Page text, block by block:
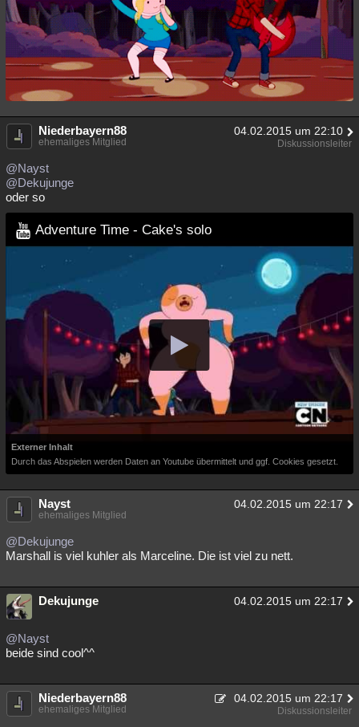
Niederbayern88 04.02.2015 um 22:10
ehemaliges Mitglied Diskussionsleiter
@Nayst
@Dekujunge
oder so
Adventure Time - Cake's solo
Externer Inhalt
Durch das Abspielen werden Daten an Youtube übermittelt und ggf. Cookies gesetzt.
Nayst 04.02.2015 um 22:17
ehemaliges Mitglied
@Dekujunge
Marshall is viel kuhler als Marceline. Die ist viel zu nett.
Dekujunge 04.02.2015 um 22:17
@Nayst
beide sind cool^^
Niederbayern88 04.02.2015 um 22:17
ehemaliges Mitglied Diskussionsleiter